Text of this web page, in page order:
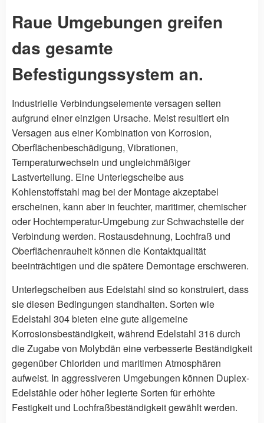
Raue Umgebungen greifen
das gesamte
Befestigungssystem an.
Industrielle Verbindungselemente versagen selten
aufgrund einer einzigen Ursache. Meist resultiert ein
Versagen aus einer Kombination von Korrosion,
Oberflächenbeschädigung, Vibrationen,
Temperaturwechseln und ungleichmäßiger
Lastverteilung. Eine Unterlegscheibe aus
Kohlenstoffstahl mag bei der Montage akzeptabel
erscheinen, kann aber in feuchter, maritimer, chemischer
oder Hochtemperatur-Umgebung zur Schwachstelle der
Verbindung werden. Rostausdehnung, Lochfraß und
Oberflächenrauheit können die Kontaktqualität
beeinträchtigen und die spätere Demontage erschweren.
Unterlegscheiben aus Edelstahl sind so konstruiert, dass
sie diesen Bedingungen standhalten. Sorten wie
Edelstahl 304 bieten eine gute allgemeine
Korrosionsbeständigkeit, während Edelstahl 316 durch
die Zugabe von Molybdän eine verbesserte Beständigkeit
gegenüber Chloriden und maritimen Atmosphären
aufweist. In aggressiveren Umgebungen können Duplex-
Edelstähle oder höher legierte Sorten für erhöhte
Festigkeit und Lochfraßbeständigkeit gewählt werden.